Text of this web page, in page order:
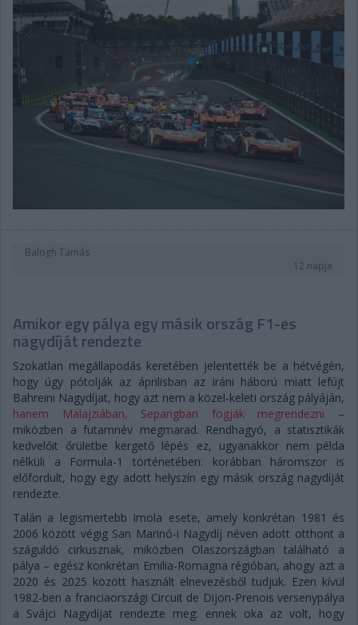
Balogh Tamás
12 napja
Amikor egy pálya egy másik ország F1-es
nagydíját rendezte
Szokatlan megállapodás keretében jelentették be a hétvégén,
hogy úgy pótolják az áprilisban az iráni háború miatt lefújt
Bahreini Nagydíjat, hogy azt nem a közel-keleti ország pályáján,
hanem Malajziában, Sepangban fogják megrendezni –
miközben a futamnév megmarad. Rendhagyó, a statisztikák
kedvelőit őrületbe kergető lépés ez, ugyanakkor nem példa
nélküli a Formula-1 történetében: korábban háromszor is
előfordult, hogy egy adott helyszín egy másik ország nagydíját
rendezte.
Talán a legismertebb Imola esete, amely konkrétan 1981 és
2006 között végig San Marinó-i Nagydíj néven adott otthont a
száguldó cirkusznak, miközben Olaszországban található a
pálya – egész konkrétan Emilia-Romagna régióban, ahogy azt a
2020 és 2025 között használt elnevezésből tudjuk. Ezen kívül
1982-ben a franciaországi Circuit de Dijon-Prenois versenypálya
a Svájci Nagydíjat rendezte meg: ennek oka az volt, hogy